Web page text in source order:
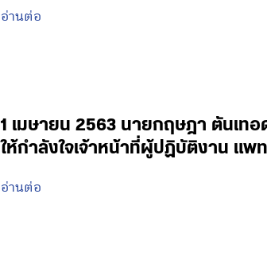
อ่านต่อ
1 เมษายน 2563 นายกฤษฎา ตันเท
ให้กำลังใจเจ้าหน้าที่ผู้ปฏิบัติงาน แ
อ่านต่อ